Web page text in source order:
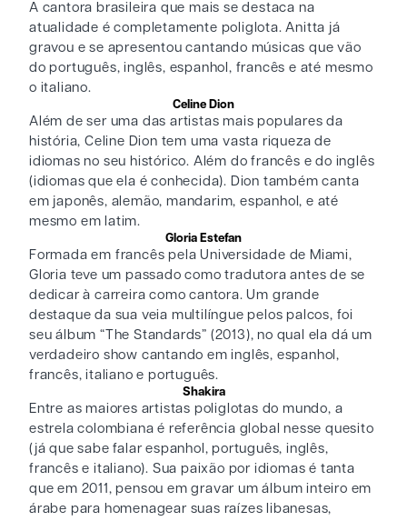
A cantora brasileira que mais se destaca na
atualidade é completamente poliglota. Anitta já
gravou e se apresentou cantando músicas que vão
do português, inglês, espanhol, francês e até mesmo
o italiano.
Celine Dion
Além de ser uma das artistas mais populares da
história, Celine Dion tem uma vasta riqueza de
idiomas no seu histórico. Além do francês e do inglês
(idiomas que ela é conhecida). Dion também canta
em japonês, alemão, mandarim, espanhol, e até
mesmo em latim.
Gloria Estefan
Formada em francês pela Universidade de Miami,
Gloria teve um passado como tradutora antes de se
dedicar à carreira como cantora. Um grande
destaque da sua veia multilíngue pelos palcos, foi
seu álbum “The Standards” (2013), no qual ela dá um
verdadeiro show cantando em inglês, espanhol,
francês, italiano e português.
Shakira
Entre as maiores artistas poliglotas do mundo, a
estrela colombiana é referência global nesse quesito
(já que sabe falar espanhol, português, inglês,
francês e italiano). Sua paixão por idiomas é tanta
que em 2011, pensou em gravar um álbum inteiro em
árabe para homenagear suas raízes libanesas,